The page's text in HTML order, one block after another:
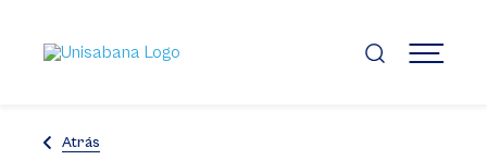
contenido
principal
MENÚ
Atrás